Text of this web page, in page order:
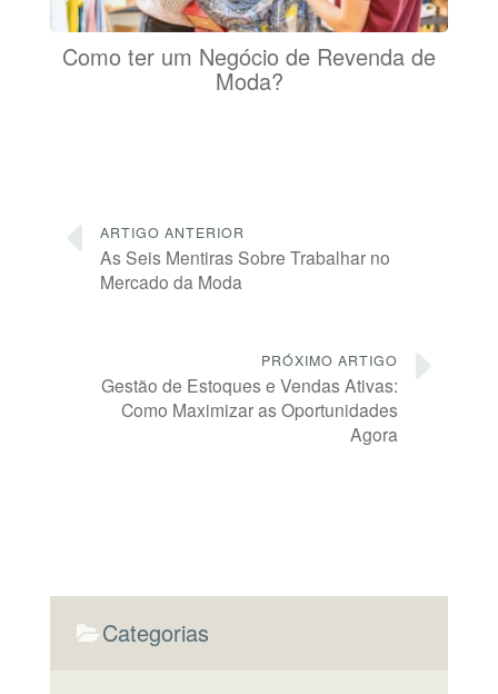
Como ter um Negócio de Revenda de
Moda?
ARTIGO ANTERIOR
As Seis Mentiras Sobre Trabalhar no
Mercado da Moda
PRÓXIMO ARTIGO
Gestão de Estoques e Vendas Ativas:
Como Maximizar as Oportunidades
Agora
Categorias